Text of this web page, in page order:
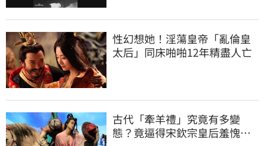
性幻想她！淫蕩皇帝「亂倫皇
太后」同床啪啪12年精盡人亡
古代「牽羊禮」究竟有多變
態？竟逼得宋欽宗皇后羞愧自